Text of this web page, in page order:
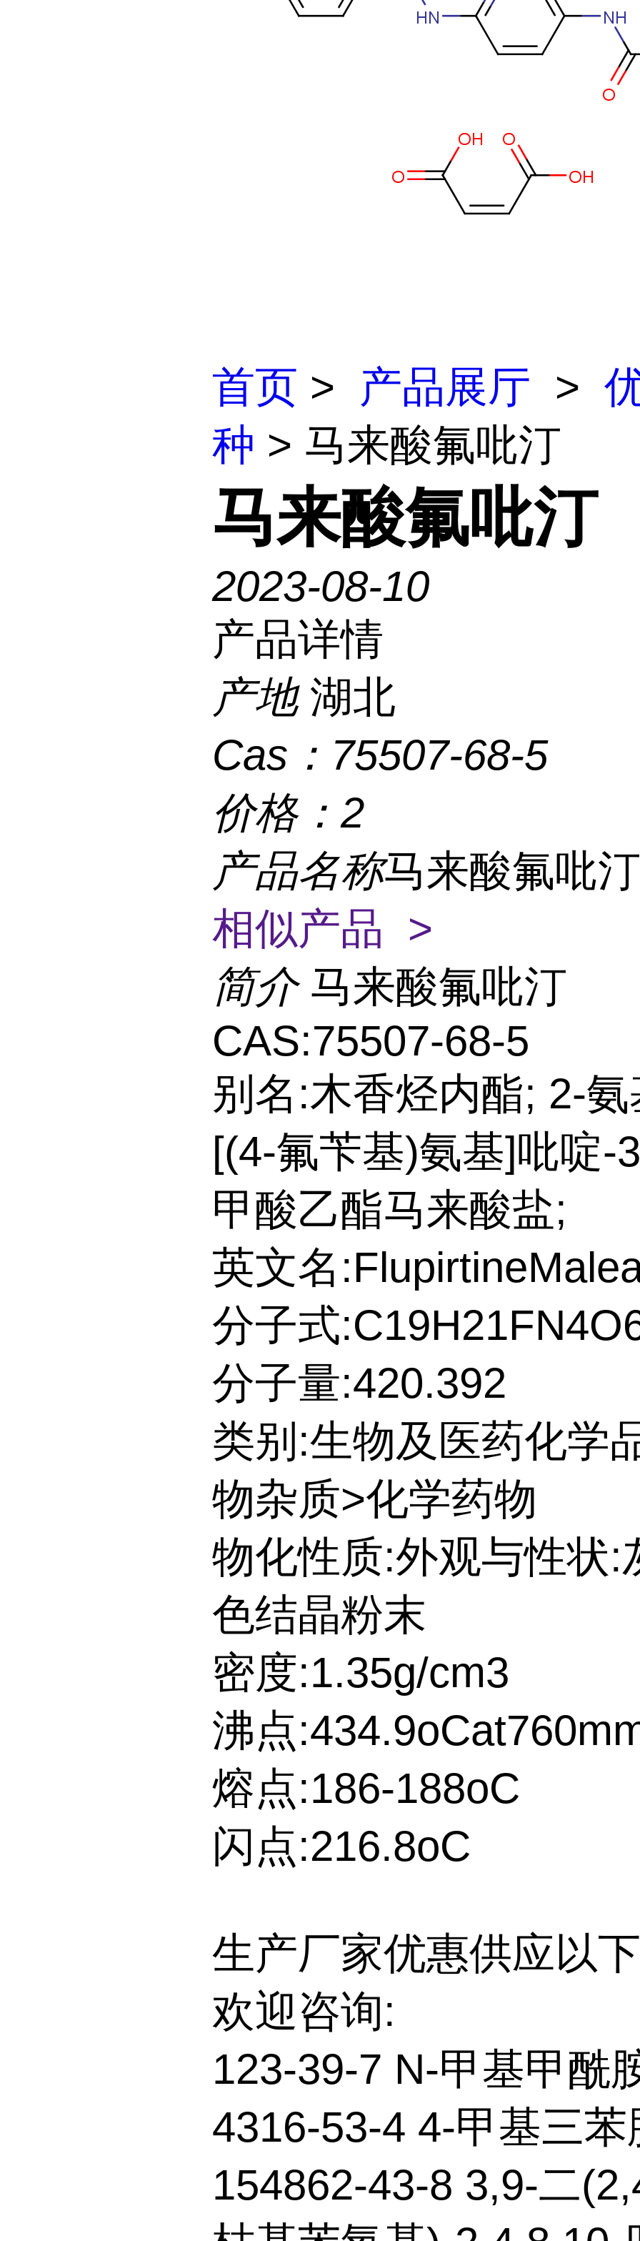
首页 > 产品展厅 >
种 > 马来酸氟吡汀
马来酸氟吡汀
2023-08-10
产品详情
产地 湖北
Cas： 75507-68-5
价格： 2
产品名称马来酸氟吡
相似产品 >
简介 马来酸氟吡汀
CAS:75507-68-5
别名:木香烃内酯; 2-
[(4-氟苄基)氨基]吡啶-
甲酸乙酯马来酸盐;
英文名
分子式
分子量:420.392
类别:生物及医药化学
物杂质>化学药物
物化性质:外观与性状:
色结晶粉末
密度:1.35g/cm3
沸点
熔点:186-188oC
闪点:216.8oC
生产厂家优惠供应以
欢迎咨询:
123-39-7 N-甲基甲酰
4316-53-4 4-甲基三苯
154862-43-8 3,9-二